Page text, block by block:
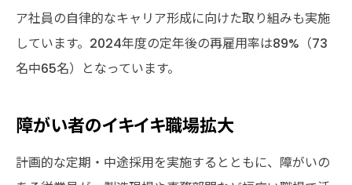
ア社員の自律的なキャリア形成に向けた取り組みも実施
しています。2024年度の定年後の再雇用率は89%（73
名中65名）となっています。
障がい者のイキイキ職場拡大
計画的な定期・中途採用を実施するとともに、障がいの